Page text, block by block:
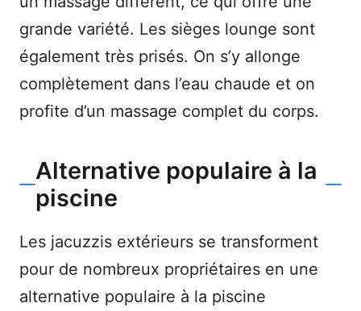
grande variété. Les sièges lounge sont
également très prisés. On s’y allonge
complètement dans l’eau chaude et on
profite d’un massage complet du corps.
Alternative populaire à la
piscine
Les jacuzzis extérieurs se transforment
pour de nombreux propriétaires en une
alternative populaire à la piscine